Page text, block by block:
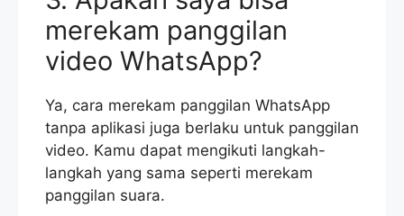
merekam panggilan
video WhatsApp?
Ya, cara merekam panggilan WhatsApp
tanpa aplikasi juga berlaku untuk panggilan
video. Kamu dapat mengikuti langkah-
langkah yang sama seperti merekam
panggilan suara.